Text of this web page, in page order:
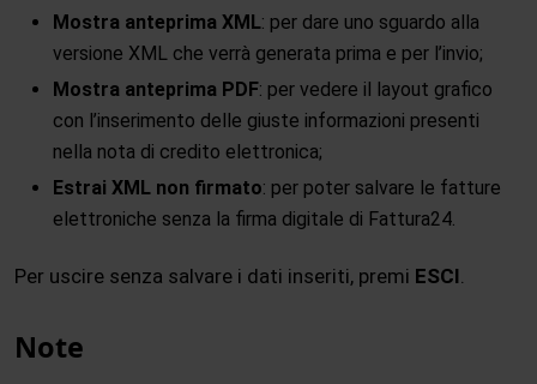
Mostra anteprima XML: per dare uno sguardo alla
versione XML che verrà generata prima e per l’invio;
Mostra anteprima PDF: per vedere il layout grafico
con l’inserimento delle giuste informazioni presenti
nella nota di credito elettronica;
Estrai XML non firmato: per poter salvare le fatture
elettroniche senza la firma digitale di Fattura24.
Per uscire senza salvare i dati inseriti, premi ESCI.
Note